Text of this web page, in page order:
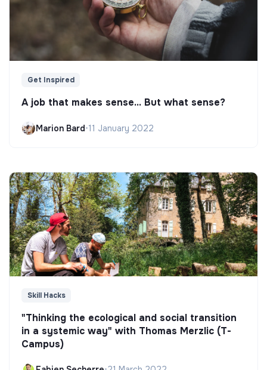
Get Inspired
A job that makes sense... But what sense?
Marion Bard•11 January 2022
Skill Hacks
"Thinking the ecological and social transition
in a systemic way" with Thomas Merzlic (T-
Campus)